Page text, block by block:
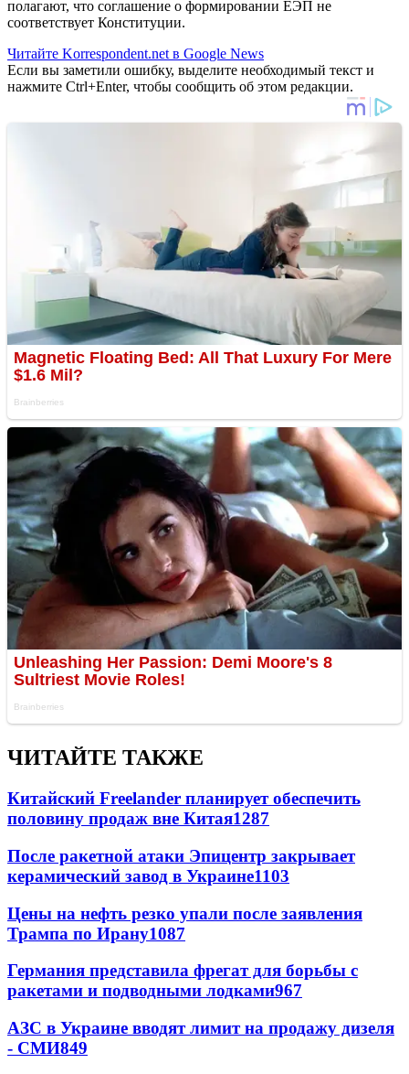
полагают, что соглашение о формировании ЕЭП не
соответствует Конституции.
Читайте Korrespondent.net в Google News
Если вы заметили ошибку, выделите необходимый текст и
нажмите Ctrl+Enter, чтобы сообщить об этом редакции.
ЧИТАЙТЕ ТАКЖЕ
Китайский Freelander планирует обеспечить
половину продаж вне Китая1287
После ракетной атаки Эпицентр закрывает
керамический завод в Украине1103
Цены на нефть резко упали после заявления
Трампа по Ирану1087
Германия представила фрегат для борьбы с
ракетами и подводными лодками967
АЗС в Украине вводят лимит на продажу дизеля
- СМИ849